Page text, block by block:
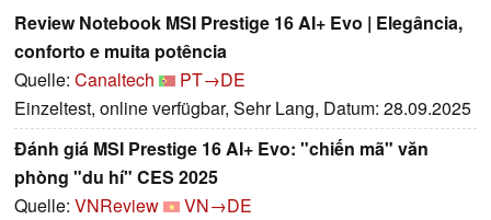
Review Notebook MSI Prestige 16 AI+ Evo | Elegância,
conforto e muita potência
Quelle: Canaltech
PT→DE
Einzeltest, online verfügbar, Sehr Lang, Datum: 28.09.2025
Đánh giá MSI Prestige 16 AI+ Evo: "chiến mã" văn
phòng "du hí" CES 2025
Quelle: VNReview
VN→DE